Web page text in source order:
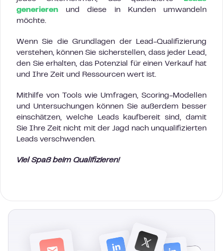
generieren und diese in Kunden umwandeln
möchte.
Wenn Sie die Grundlagen der Lead-Qualifizierung
verstehen, können Sie sicherstellen, dass jeder Lead,
den Sie erhalten, das Potenzial für einen Verkauf hat
und Ihre Zeit und Ressourcen wert ist.
Mithilfe von Tools wie Umfragen, Scoring-Modellen
und Untersuchungen können Sie außerdem besser
einschätzen, welche Leads kaufbereit sind, damit
Sie Ihre Zeit nicht mit der Jagd nach unqualifizierten
Leads verschwenden.
Viel Spaß beim Qualifizieren!